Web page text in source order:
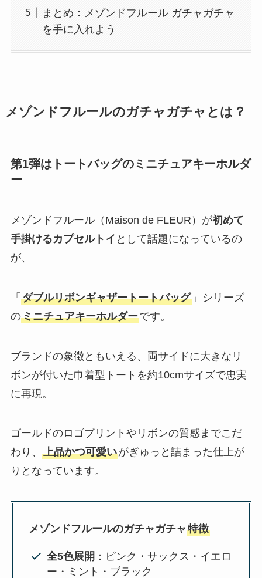
まとめ：メゾンドフルール ガチャガチャ
を手に入れよう
メゾンドフルールのガチャガチャとは？
第1弾は トートバッグのミニチュアキーホルダ
ー
メゾンドフルール（Maison de FLEUR）が初めて
手掛けるカプセルトイ として話題になっているの
が、
「 ダブルリボンギャザートートバッグ」シリーズ
のミニチュアキーホルダーです。
ブランドの象徴ともいえる、両サイドに大きなリ
ボンが付いた巾着型トートを約10cmサイズで忠実
に再現。
ゴールドのロゴプリントやリボンの質感までこだ
わり、 上品かつ可愛いがぎゅっと詰まった仕上が
りとなっています。
メゾンドフルールのガチャガチャ特徴
全5色展開 ：ピンク・サックス・イエロ
ー・ミント・ブラック